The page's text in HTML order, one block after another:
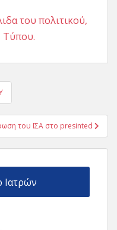
του πολιτικού,
Τύπου.
του ΙΣΑ στο presinted
Ιατρών